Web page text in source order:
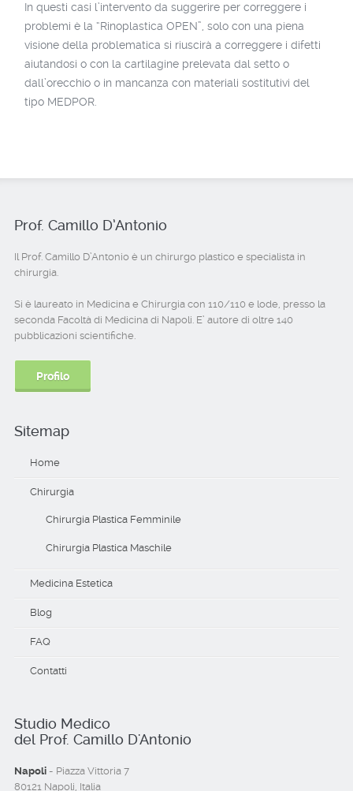
In questi casi l’intervento da suggerire per correggere i
problemi è la “Rinoplastica OPEN”, solo con una piena
visione della problematica si riuscirà a correggere i difetti
aiutandosi o con la cartilagine prelevata dal setto o
dall’orecchio o in mancanza con materiali sostitutivi del
tipo MEDPOR.
Prof. Camillo D’Antonio
Il Prof. Camillo D’Antonio è un chirurgo plastico e specialista in
chirurgia.
Si è laureato in Medicina e Chirurgia con 110/110 e lode, presso la
seconda Facoltà di Medicina di Napoli. E’ autore di oltre 140
pubblicazioni scientifiche.
Profilo
Sitemap
Home
Chirurgia
Chirurgia Plastica Femminile
Chirurgia Plastica Maschile
Medicina Estetica
Blog
FAQ
Contatti
Studio Medico
del Prof. Camillo D'Antonio
Napoli - Piazza Vittoria 7
80121 Napoli, Italia